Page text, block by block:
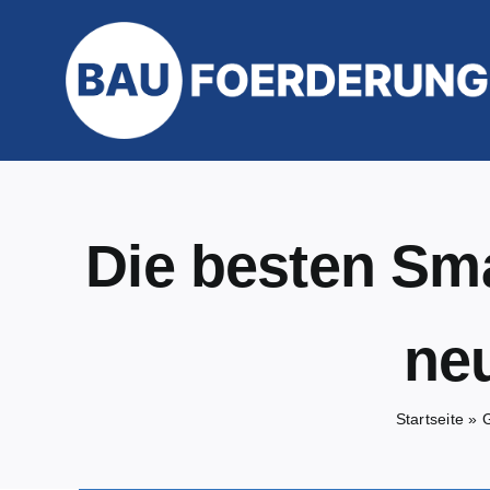
springen
Die besten
Startseite »